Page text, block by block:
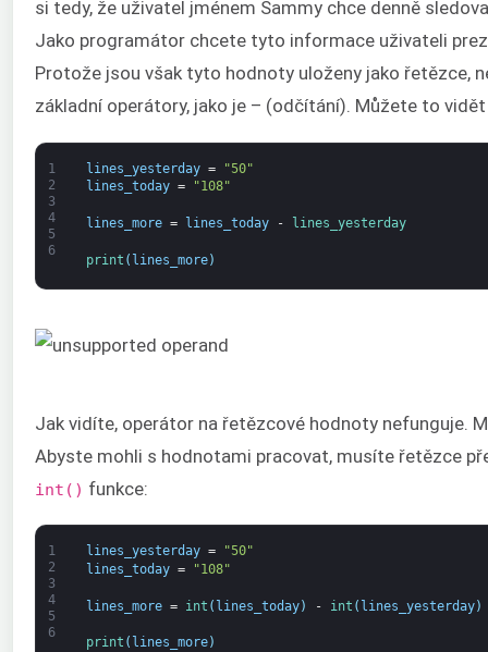
si tedy, že uživatel jménem Sammy chce denně
Jako programátor chcete tyto informace uživateli
Protože jsou však tyto hodnoty uloženy jako řetězce,
základní operátory, jako je – (odčítání). Můžete to
1
2
3
4
5
6
lines_yesterday =
"50"
lines_today = "108"
lines_more = lines_today - lines_yesterday
print ( lines_more)
Jak vidíte, operátor na řetězcové hodnoty nefunguje.
Abyste mohli s hodnotami pracovat, musíte řetězce
int() funkce:
1
2
3
4
5
6
lines_yesterday =
"50"
lines_today = "108"
lines_more = int ( lines_today) - int ( lines_yesterday)
print ( lines_more)